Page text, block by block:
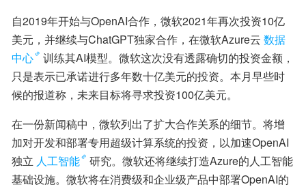
自2019年开始与OpenAI合作，微软2021年再次投资10亿
美元，并继续与ChatGPT独家合作，在微软Azure云 数据
中心
训练其AI模型。微软这次没有透露确切的投资金额，
只是表示已承诺进行多年数十亿美元的投资。本月早些时
候的报道称，未来目标将寻求投资100亿美元。
在一份新闻稿中，微软列出了扩大合作关系的细节。将增
加对开发和部署专用超级计算系统的投资，以加速OpenAI
独立 人工智能
研究。微软还将继续打造Azure的人工智能
基础设施。微软将在消费级和企业级产品中部署OpenAI的